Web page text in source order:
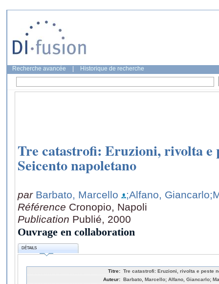
Recherche avancée Historique de recherche
Tre catastrofi: Eruzioni, rivolta e
Seicento napoletano
par Barbato, Marcello ;Alfano, Giancarlo
Référence Cronopio, Napoli
Publication Publié, 2000
Ouvrage en collaboration
DÉTAILS
Titre: Tre catastrofi: Eruzioni, rivolta e peste
Auteur: Barbato, Marcello; Alfano, Giancarlo;